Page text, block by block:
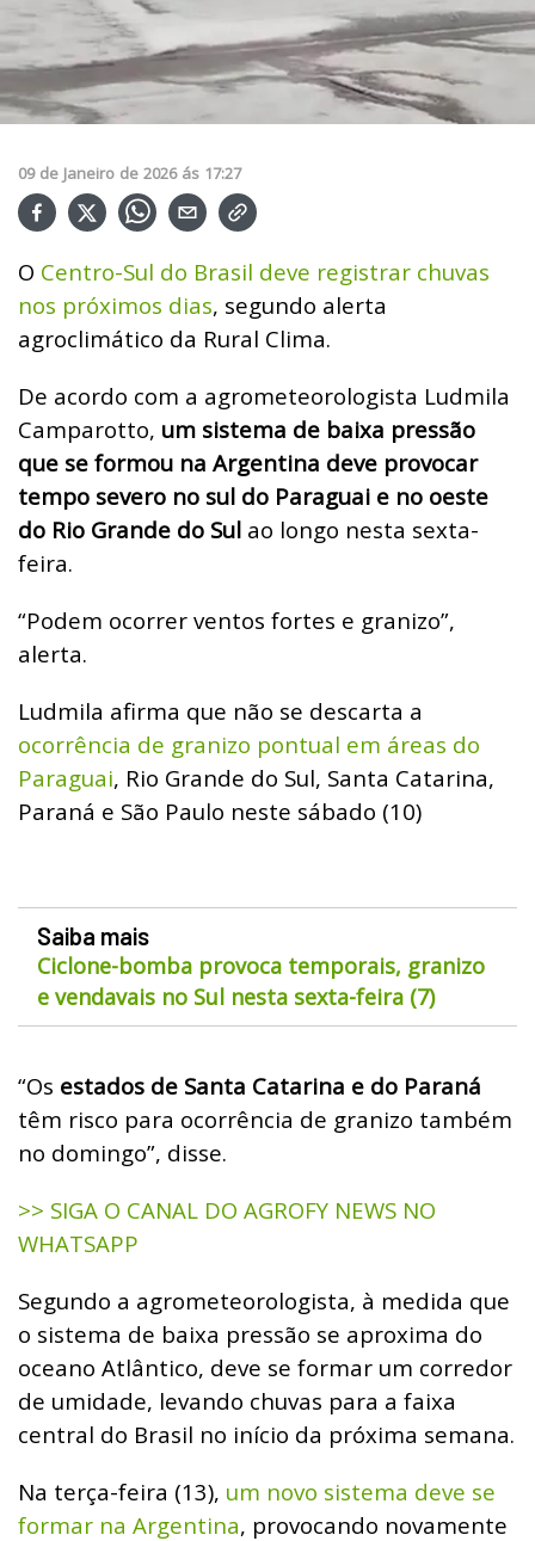
09 de Janeiro de 2026 ás 17:27
O Centro-Sul do Brasil deve registrar chuvas
nos próximos dias, segundo alerta
agroclimático da Rural Clima.
De acordo com a agrometeorologista Ludmila
Camparotto, um sistema de baixa pressão
que se formou na Argentina deve provocar
tempo severo no sul do Paraguai e no oeste
do Rio Grande do Sul ao longo nesta sexta-
feira.
“Podem ocorrer ventos fortes e granizo”,
alerta.
Ludmila afirma que não se descarta a
ocorrência de granizo pontual em áreas do
Paraguai, Rio Grande do Sul, Santa Catarina,
Paraná e São Paulo neste sábado (10)
Saiba mais
Ciclone-bomba provoca temporais, granizo
e vendavais no Sul nesta sexta-feira (7)
“Os estados de Santa Catarina e do Paraná
têm risco para ocorrência de granizo também
no domingo”, disse.
>> SIGA O CANAL DO AGROFY NEWS NO
WHATSAPP
Segundo a agrometeorologista, à medida que
o sistema de baixa pressão se aproxima do
oceano Atlântico, deve se formar um corredor
de umidade, levando chuvas para a faixa
central do Brasil no início da próxima semana.
Na terça-feira (13), um novo sistema deve se
formar na Argentina, provocando novamente